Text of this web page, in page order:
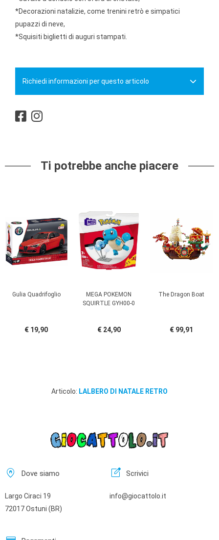
*Decorazioni natalizie, come trenini retrò e simpatici
pupazzi di neve,
*Squisiti biglietti di auguri stampati.
Richiedi informazioni per questo articolo
Ti potrebbe anche piacere
Gulia Quadrifoglio
€ 19,90
MEGA POKEMON
SQUIRTLE GYH00-0
€ 24,90
The Dragon Boat
€ 99,91
Articolo: LALBERO DI NATALE RETRO
home_pin Dove siamo
Largo Ciraci 19
72017 Ostuni (BR)
edit_square Scrivici
info@giocattolo.it